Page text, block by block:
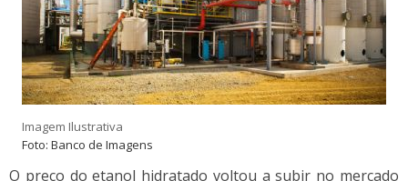
Imagem Ilustrativa
Foto: Banco de Imagens
O preço do etanol hidratado voltou a subir no mercado